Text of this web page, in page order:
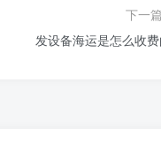
下一
发设备海运是怎么收